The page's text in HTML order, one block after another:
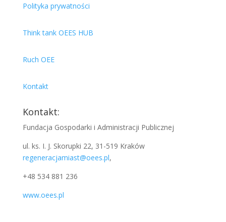
Polityka prywatności
Think tank OEES HUB
Ruch OEE
Kontakt
Kontakt:
Fundacja Gospodarki i Administracji Publicznej
ul. ks. I. J. Skorupki 22, 31-519 Kraków
regeneracjamiast@oees.pl,
+48 534 881 236
www.oees.pl